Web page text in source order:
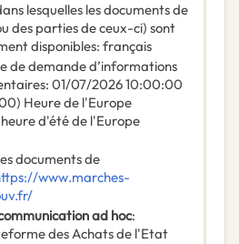
lesquelles les documents de
des parties de ceux-ci) sont
disponibles: français
de demande d’informations
: 01/07/202610:00:00
Heure de l'Europe
d'été de l'Europe
documents de
www.marches-
ad hoc:
des Achats de l'Etat